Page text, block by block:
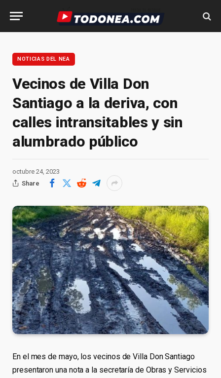
NOTICIAS DEL NEA
Vecinos de Villa Don
Santiago a la deriva, con
calles intransitables y sin
alumbrado público
octubre 24, 2023
Share
En el mes de mayo, los vecinos de Villa Don Santiago
presentaron una nota a la secretaría de Obras y Servicios